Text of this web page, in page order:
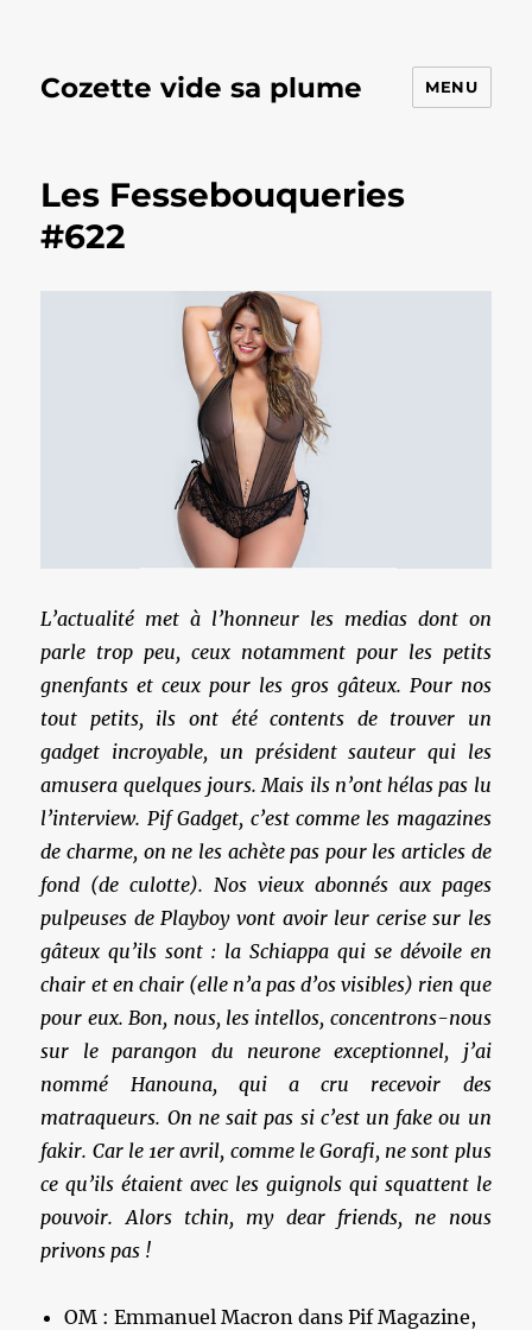
Cozette vide sa plume MENU
Les Fessebouqueries
#622
L’actualité met à l’honneur les medias dont on
parle trop peu, ceux notamment pour les petits
gnenfants et ceux pour les gros gâteux. Pour nos
tout petits, ils ont été contents de trouver un
gadget incroyable, un président sauteur qui les
amusera quelques jours. Mais ils n’ont hélas pas lu
l’interview. Pif Gadget, c’est comme les magazines
de charme, on ne les achète pas pour les articles de
fond (de culotte). Nos vieux abonnés aux pages
pulpeuses de Playboy vont avoir leur cerise sur les
gâteux qu’ils sont : la Schiappa qui se dévoile en
chair et en chair (elle n’a pas d’os visibles) rien que
pour eux. Bon, nous, les intellos, concentrons-nous
sur le parangon du neurone exceptionnel, j’ai
nommé Hanouna, qui a cru recevoir des
matraqueurs. On ne sait pas si c’est un fake ou un
fakir. Car le 1er avril, comme le Gorafi, ne sont plus
ce qu’ils étaient avec les guignols qui squattent le
pouvoir. Alors tchin, my dear friends, ne nous
privons pas !
OM : Emmanuel Macron dans Pif Magazine,